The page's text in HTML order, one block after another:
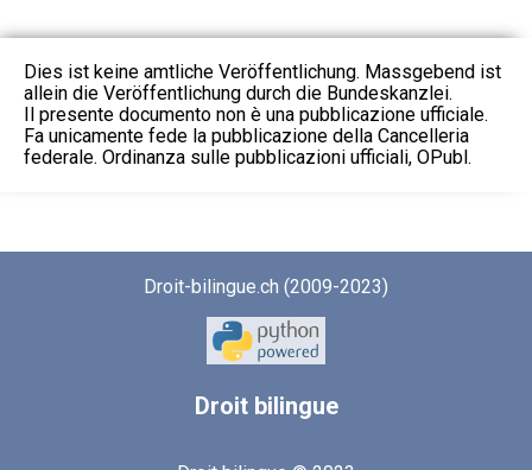
Dies ist keine amtliche Veröffentlichung. Massgebend ist
allein die Veröffentlichung durch die Bundeskanzlei.
Il presente documento non è una pubblicazione ufficiale.
Fa unicamente fede la pubblicazione della Cancelleria
federale. Ordinanza sulle pubblicazioni ufficiali, OPubl.
Droit-bilingue.ch (2009-2023)
Droitbilingue